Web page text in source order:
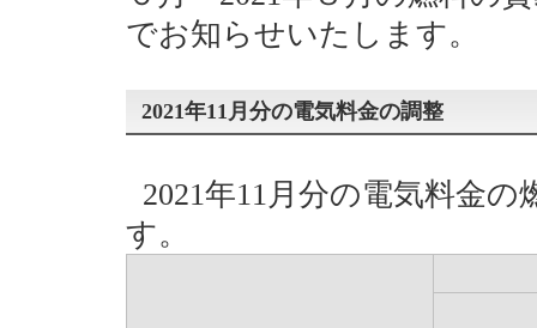
でお知らせいたします。
2021年11月分の電気料金の調整
2021年11月分の電気料金
す。